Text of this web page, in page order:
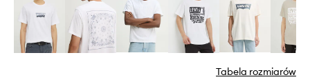
Tabela rozmiarów